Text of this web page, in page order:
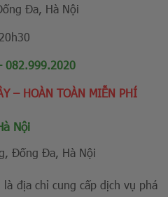
Đa, Hà Nội
082.999.2020
– HOÀN TOÀN MIỄN PHÍ
Nội
Đống Đa, Hà Nội
địa chỉ cung cấp dịch vụ phá